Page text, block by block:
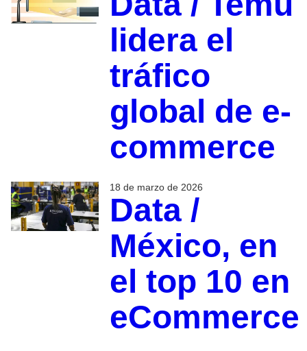
lidera el
tráfico
global de e-
commerce
18 de marzo de 2026
Data /
México, en
el top 10 en
eCommerce